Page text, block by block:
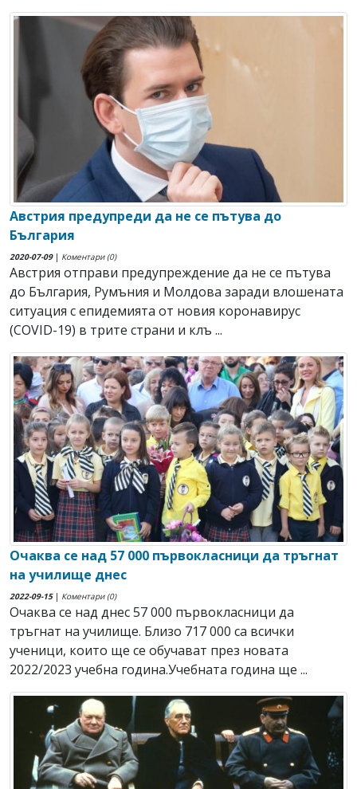
Австрия предупреди да не се пътува до
България
2020-07-09| Коментари (0)
Австрия отправи предупреждение да не се пътува
до България, Румъния и Молдова заради влошената
ситуация с епидемията от новия коронавирус
(COVID-19) в трите страни и клъ ...
Очаква се над 57 000 първокласници да тръгнат
на училище днес
2022-09-15| Коментари (0)
Очаква се над днес 57 000 първокласници да
тръгнат на училище. Близо 717 000 са всички
ученици, които ще се обучават през новата
2022/2023 учебна година.Учебната година ще ...